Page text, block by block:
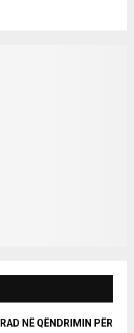
NË QËNDRIMIN PËR